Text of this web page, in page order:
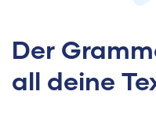
Der
all deine